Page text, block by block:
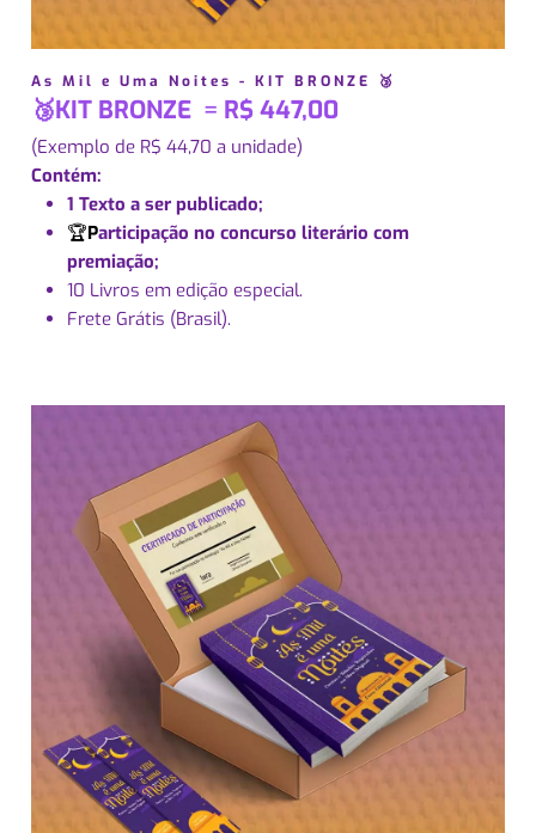
As Mil e Uma Noites - KIT BRONZE 🥉
🥉KIT BRONZE = R$ 447,00
(Exemplo de R$ 44,70 a unidade)
Contém:
1 Texto a ser publicado;
🏆Participação no concurso literário com
premiação;
10 Livros em edição especial.
Frete Grátis (Brasil).